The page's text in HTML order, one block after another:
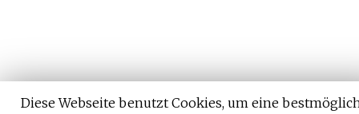
Diese Webseite benutzt Cookies, um eine